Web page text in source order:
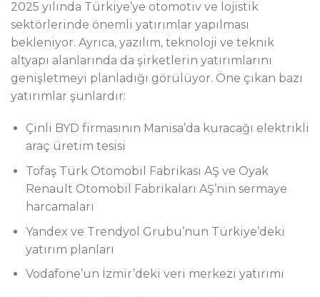
2025 yılında Türkiye’ye otomotiv ve lojistik
sektörlerinde önemli yatırımlar yapılması
bekleniyor. Ayrıca, yazılım, teknoloji ve teknik
altyapı alanlarında da şirketlerin yatırımlarını
genişletmeyi planladığı görülüyor. Öne çıkan bazı
yatırımlar şunlardır:
Çinli BYD firmasının Manisa’da kuracağı elektrikli
araç üretim tesisi
Tofaş Türk Otomobil Fabrikası AŞ ve Oyak
Renault Otomobil Fabrikaları AŞ’nin sermaye
harcamaları
Yandex ve Trendyol Grubu’nun Türkiye’deki
yatırım planları
Vodafone’un İzmir’deki veri merkezi yatırımı